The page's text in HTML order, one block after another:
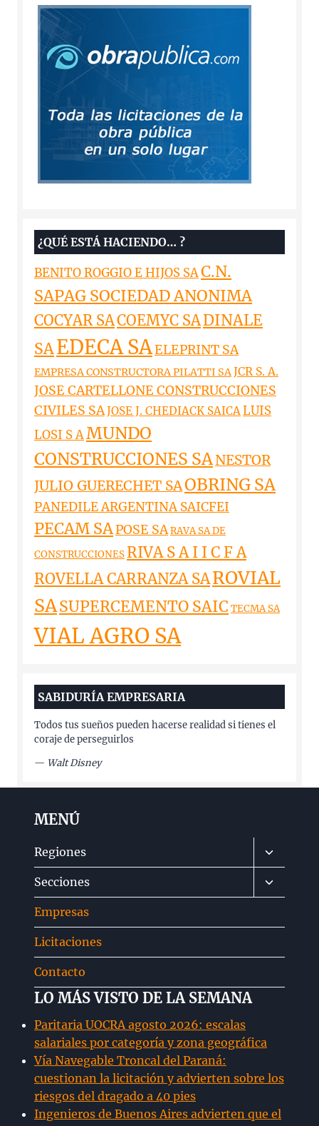
¿QUÉ ESTÁ HACIENDO… ?
BENITO ROGGIO E HIJOS SAC.N.
SAPAG SOCIEDAD ANONIMA
COCYAR SACOEMYC SADINALE
SAEDECA SAELEPRINT SA
EMPRESA CONSTRUCTORA PILATTI SAJCR S. A.
JOSE CARTELLONE CONSTRUCCIONES
CIVILES SAJOSE J. CHEDIACK SAICALUIS
LOSI S AMUNDO
CONSTRUCCIONES SANESTOR
JULIO GUERECHET SAOBRING SA
PANEDILE ARGENTINA SAICFEI
PECAM SAPOSE SARAVA SA DE
CONSTRUCCIONES RIVA S A I I C F A
ROVELLA CARRANZA SAROVIAL
SASUPERCEMENTO SAIC TECMA SA
VIAL AGRO SA
SABIDURÍA EMPRESARIA
Todos tus sueños pueden hacerse realidad si tienes el
coraje de perseguirlos
— Walt Disney
MENÚ
Regiones
Alternar
menú
hijo
Secciones
Alternar
menú
Empresas
Licitaciones
Contacto
LO MÁS VISTO DE LA SEMANA
Paritaria UOCRA agosto 2026: escalas
salariales por categoría y zona geográfica
Vía Navegable Troncal del Paraná:
cuestionan la licitación y advierten sobre los
riesgos del dragado a 40 pies
Ingenieros de Buenos Aires advierten que el